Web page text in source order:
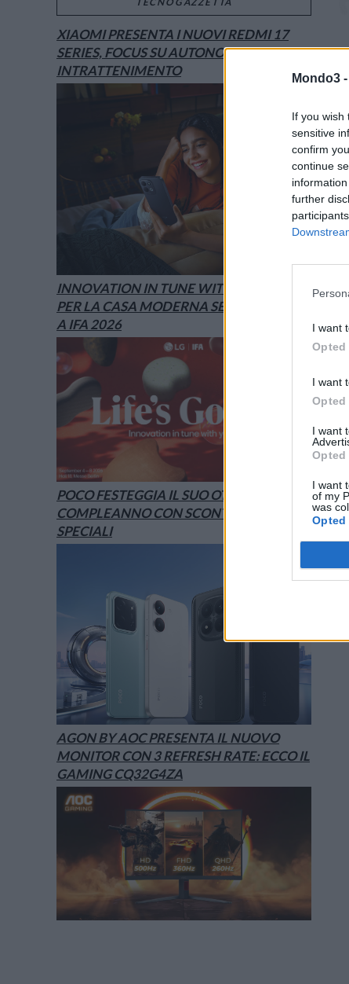
Mondo3 -
If you wish
sensitive
confirm
continue
further
I want
Opted
I want
Opted
I want
Opted
I want
of my
was
Opted
XIAOMI PRESENTA I NUOVI REDMI 17
SERIES, FOCUS SU AUTONOMIA E
INTRATTENIMENTO
INNOVATION IN TUNE WITH YOU: L’AI
PER LA CASA MODERNA SECONDO LG È
A IFA 2026
POCO FESTEGGIA IL SUO OTTAVO
COMPLEANNO CON SCONTI E OFFERTE
SPECIALI
AGON BY AOC PRESENTA IL NUOVO
MONITOR CON 3 REFRESH RATE: ECCO IL
GAMING CQ32G4ZA